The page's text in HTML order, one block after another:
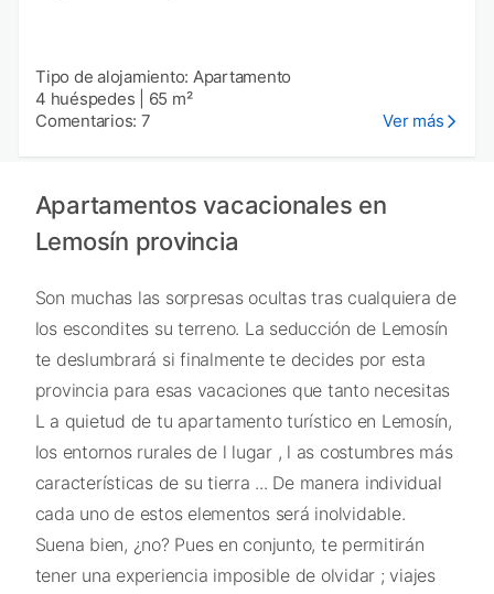
Tipo de alojamiento: Apartamento
4 huéspedes
65 m²
Comentarios: 7
Ver más
Apartamentos vacacionales en
Lemosín provincia
Son muchas las sorpresas ocultas tras cualquiera de
los escondites su terreno. La seducción de Lemosín
te deslumbrará si finalmente te decides por esta
provincia para esas vacaciones que tanto necesitas
L a quietud de tu apartamento turístico en Lemosín,
los entornos rurales de l lugar , l as costumbres más
características de su tierra ... De manera individual
cada uno de estos elementos será inolvidable.
Suena bien, ¿no? Pues en conjunto, te permitirán
tener una experiencia imposible de olvidar ; viajes